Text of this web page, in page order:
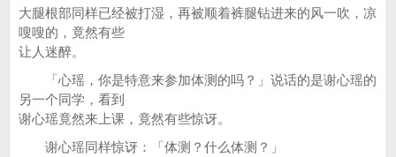
大腿根部同样已经被打湿，再被顺着裤腿钻进来的风一吹，凉
嗖嗖的，竟然有些
让人迷醉。
「心瑶，你是特意来参加体测的吗？」说话的是谢心瑶的
另一个同学，看到
谢心瑶竟然来上课，竟然有些惊讶。
谢心瑶同样惊讶：「体测？什么体测？」